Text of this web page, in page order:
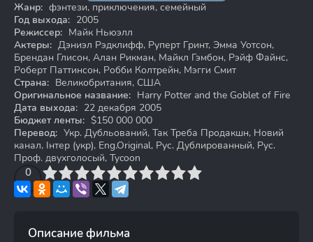
Жанр: фэнтези, приключения, семейный
Год выхода: 2005
Режиссер: Майк Ньюэлл
Актеры: Дэниэл Рэдклифф, Руперт Гринт, Эмма Уотсон,
Брендан Глисон, Алан Рикман, Майкл Гэмбон, Рэйф Файнс,
Роберт Паттинсон, Робби Колтрейн, Мэгги Смит
Страна: Великобритания, США
Оригинальное название: Harry Potter and the Goblet of Fire
Дата выхода: 22 декабря 2005
Бюджет ленты: $150 000 000
Перевод: Укр. Дубльований, Так Треба Продакшн, Новий
канал, Інтер (укр), Eng.Original, Рус. Дублированный, Рус.
Проф. двухголосый, Tycoon
0
4 6 7 8 9 10
Описание фильма